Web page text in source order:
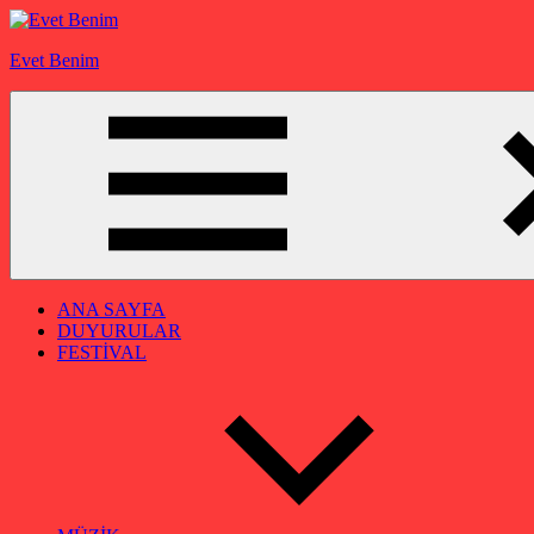
İçeriğe
Evet Benim
ANA SAYFA
DUYURULAR
FESTİVAL